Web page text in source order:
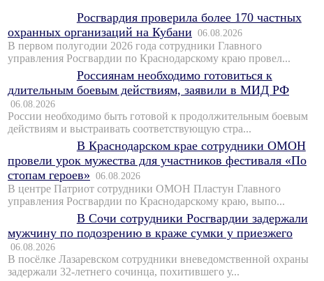
Росгвардия проверила более 170 частных
охранных организаций на Кубани 06.08.2026
В первом полугодии 2026 года сотрудники Главного
управления Росгвардии по Краснодарскому краю провел...
Россиянам необходимо готовиться к
длительным боевым действиям, заявили в МИД РФ
06.08.2026
России необходимо быть готовой к продолжительным боевым
действиям и выстраивать соответствующую стра...
В Краснодарском крае сотрудники ОМОН
провели урок мужества для участников фестиваля «По
стопам героев» 06.08.2026
В центре Патриот сотрудники ОМОН Пластун Главного
управления Росгвардии по Краснодарскому краю, выпо...
В Сочи сотрудники Росгвардии задержали
мужчину по подозрению в краже сумки у приезжего
06.08.2026
В посёлке Лазаревском сотрудники вневедомственной охраны
задержали 32-летнего сочинца, похитившего у...